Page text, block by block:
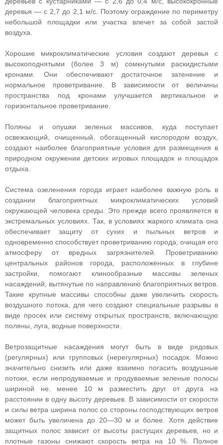
деревья — с 2,7 до 2,1 м/с. Поэтому ограждение по периметру
небольшой площадки или участка влечет за собой застой
воздуха.
Хорошие микроклиматические условия создают деревья с
высокоподнятыми (более 3 м) сомкнутыми раскидистыми
кронами. Они обеспечивают достаточное затенение и
нормальное проветривание. В зависимости от величины
пространства под кронами улучшается вертикальное и
горизонтальное проветривание.
Поляны и опушки зеленых массивов, куда поступает
освежающий, очищенный, обогащенный кислородом воздух,
создают наиболее благоприятные условия для размещения в
природном окружении детских игровых площадок и площадок
отдыха.
Система озеленения города играет наиболее важную роль в
создании благоприятных микроклиматических условий
окружающей человека среды. Это прежде всего проявляется в
экстремальных условиях. Так, в условиях жаркого климата она
обеспечивает защиту от сухих и пыльных ветров и
одновременно способствует проветриванию города, очищая его
атмосферу от вредных загрязнителей. Проветриванию
центральных районов города, расположенных в глубине
застройки, помогают клинообразные массивы зеленых
насаждений, вытянутые по направлению благоприятных ветров.
Такие крупные массивы способны даже увеличить скорость
воздушного потока, для чего создают специальные разрывы в
виде просек или систему открытых пространств, включающую
поляны, луга, водные поверхности.
Ветрозащитные насаждения могут быть в виде рядовых
(регулярных) или групповых (нерегулярных) посадок. Можно
значительно снизить или даже взаимно погасить воздушные
потоки, если непродуваемые и продуваемые зеленые полосы
шириной не. менее 10 м разместить друг от друга на
расстоянии в одну высоту деревьев. В зависимости от скорости
и силы ветра ширина полос со стороны господствующих ветров
может быть увеличена до 20—30 м и более. Хотя действие
защитных полос зависит от высоты растущих деревьев, но и
плотные газоны снижают скорость ветра на 10 %. Полное